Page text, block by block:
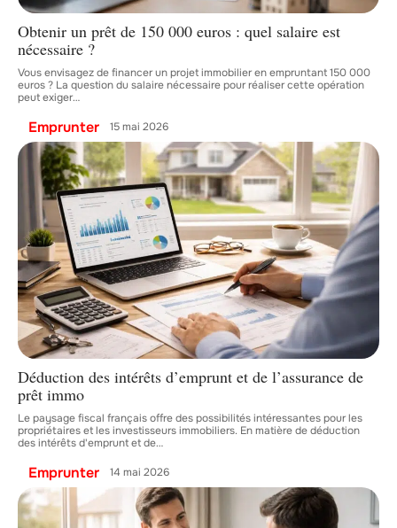
Obtenir un prêt de 150 000 euros : quel salaire est
nécessaire ?
Vous envisagez de financer un projet immobilier en empruntant 150 000
euros ? La question du salaire nécessaire pour réaliser cette opération
peut exiger…
Emprunter 15 mai 2026
Déduction des intérêts d’emprunt et de l’assurance de
prêt immo
Le paysage fiscal français offre des possibilités intéressantes pour les
propriétaires et les investisseurs immobiliers. En matière de déduction
des intérêts d'emprunt et de…
Emprunter 14 mai 2026